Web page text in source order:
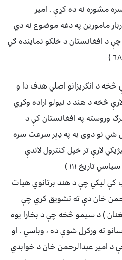
مشوره نه ده کړې . امير
مامورين په دغه موضوع نه دي
د افغانستان د خلکو نماينده ګي
څخه د انګريزانو اصلي هدف دا و
څخه د هند د نيولو اراده وکړي
وروسته په افغانستان کې د
شي نو دوی به په ډېر سرعت سره
لارې تر خپل کنترول لاندې
تاريخ ١١١ )
کې ليکي چې د هند برتانوي هيات
خان دې ته تشويق کړي چې
) د سيمو څخه چې د بخارا يوه
کال کې روسانو ته ورکړل شوې ده ، وباسي . او
امير عبدالرحمن خان د خوابدي